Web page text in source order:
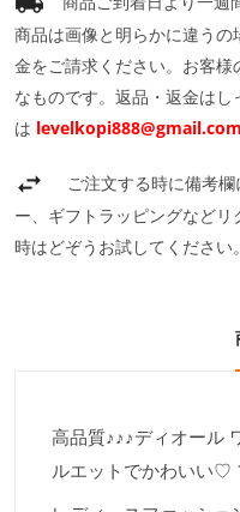
商品は画像と明らかに違う
金をご請求ください。お客
なものです。返品・返金は
は levelkopi888@gmail.com
ご注文する時に備考
ー、ギフトラッピングなど
時はどぞうお試してください。
高品質♪♪♪ディオール
ルエットでかわいい♡